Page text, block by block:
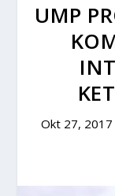
UMP
Okt 27, 2017